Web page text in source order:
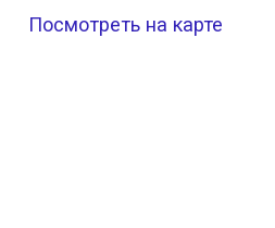
Посмотреть на карте